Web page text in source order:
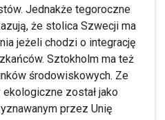
Jednakże tegoroczne
że stolica Szwecji ma
jeżeli chodzi o integrację
Sztokholm ma też
środowiskowych. Ze
został jako
przez Unię